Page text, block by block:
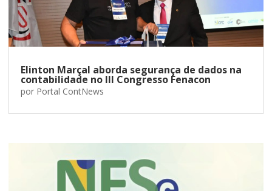
Elinton Marçal aborda segurança de dados na
contabilidade no III Congresso Fenacon
por Portal ContNews